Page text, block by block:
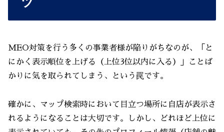
MEO対策を行う多くの事業者様が陥りがちなのが、「と
にかく表示順位を上げる（上位3位以内に入る）」ことば
かりに気を取られてしまう、という罠です。
確かに、マップ検索時において目立つ場所に自店が表示さ
れるようになることは大切です。しかし、どれほど上位に